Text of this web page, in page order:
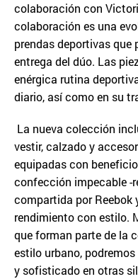
colaboración con
colaboración es una
prendas deportivas que
entrega del dúo. Las
enérgica rutina
diario, así como en su
La nueva colección
vestir, calzado y
equipadas con
confección impecable -
compartida por Reebok
rendimiento con estilo.
que forman parte de la
estilo urbano,
y sofisticado en otras